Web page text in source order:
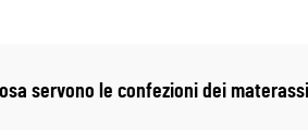
servono le confezioni dei